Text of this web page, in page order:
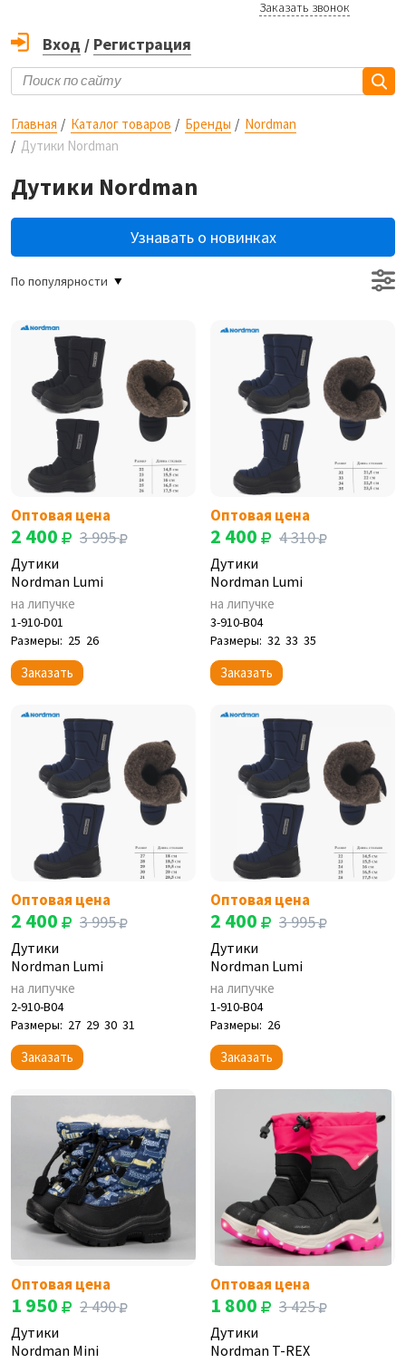
Заказать звонок
Вход / Регистрация
Главная Каталог товаров Бренды
Nordman
Дутики Nordman
Дутики Nordman
Узнавать о новинках
По популярности
Оптовая цена
2 400 3 995
Дутики
Nordman Lumi
на липучке
1-910-D01
Размеры: 25 26
Заказать
Оптовая цена
2 400 4 310
Дутики
Nordman Lumi
на липучке
3-910-B04
Размеры: 32 33 35
Заказать
Оптовая цена
2 400 3 995
Дутики
Nordman Lumi
на липучке
2-910-B04
Размеры: 27 29 30 31
Заказать
Оптовая цена
2 400 3 995
Дутики
Nordman Lumi
на липучке
1-910-B04
Размеры: 26
Заказать
Оптовая цена
1 950 2 490
Дутики
Nordman Mini
Оптовая цена
1 800 3 425
Дутики
Nordman T-REX